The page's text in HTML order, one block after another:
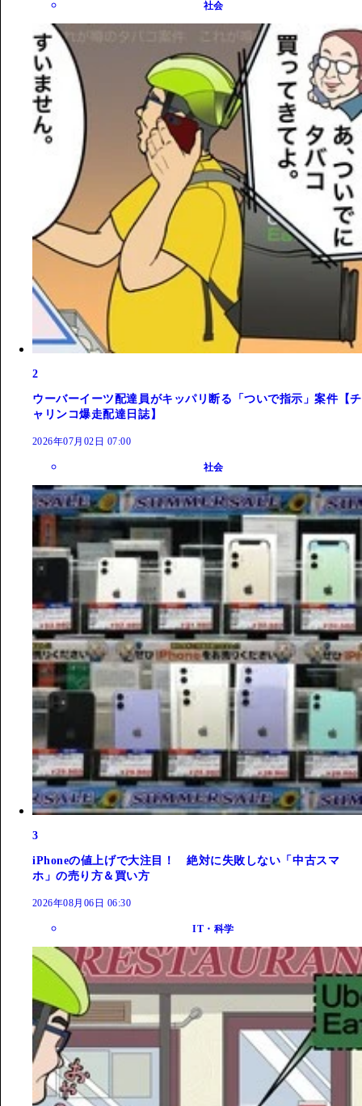
社会
2
ウーバーイーツ配達員がキッパリ断る「ついで指示」案件【チ
ャリンコ爆走配達日誌】
2026年07月02日 07:00
社会
3
iPhoneの値上げで大注目！ 絶対に失敗しない「中古スマ
ホ」の売り方＆買い方
2026年08月06日 06:30
IT・科学